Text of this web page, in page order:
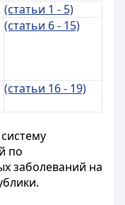
(статьи 1 - 5)
(статьи 6 - 15)
(статьи 16 - 19)
по
заболеваний на